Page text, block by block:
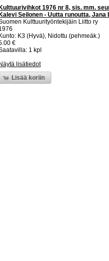
Kulttuurivihkot 1976 nr 8, sis. mm.
Kalevi Seilonen - Uutta runoutta,
Kulttuurityöntekijäin Liitto ry
Kunto: K3 (Hyvä), Nidottu (pehmeäk.)
€
1 kpl
Näytä lisätiedot
Lisää koriin